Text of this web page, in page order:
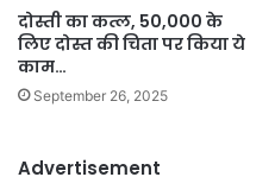
दोस्ती का कत्ल, 50,000 के
लिए दोस्त की चिता पर किया ये
काम…
September 26, 2025
Advertisement